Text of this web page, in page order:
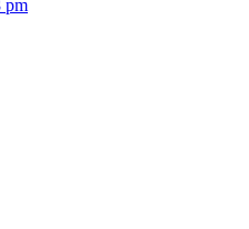
pm